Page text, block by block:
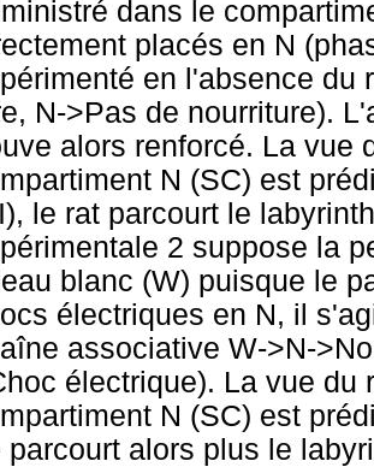
dans le
placés en N
en l'absence du
N->Pas de nourriture).
alors renforcé. La vue
N (SC) est
le rat parcourt le
2 suppose la
blanc (W) puisque le
électriques en N, il
associative W->N-
électrique). La vue du
N (SC) est
parcourt alors plus le